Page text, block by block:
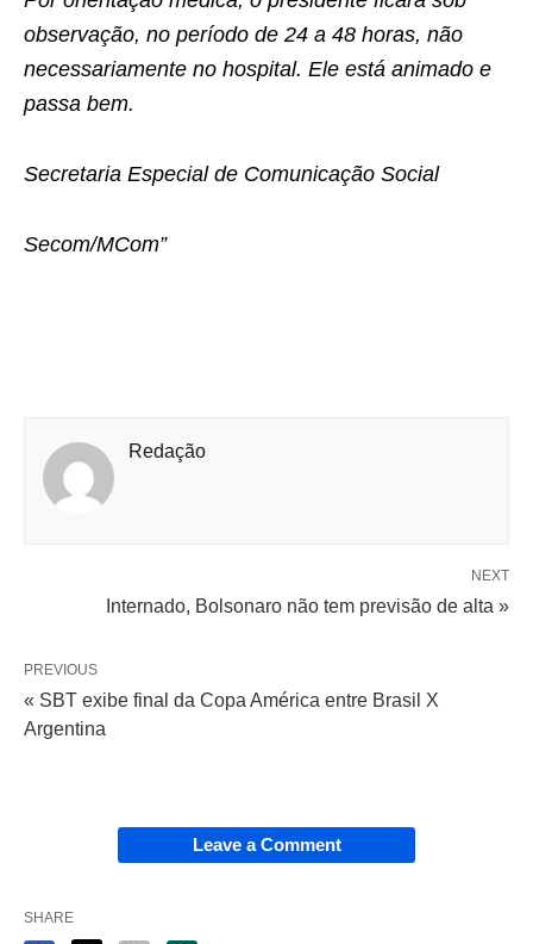
observação, no período de 24 a 48 horas, não
necessariamente no hospital. Ele está animado e
passa bem.
Secretaria Especial de Comunicação Social
Secom/MCom”
Redação
NEXT
Internado, Bolsonaro não tem previsão de alta »
PREVIOUS
« SBT exibe final da Copa América entre Brasil X
Argentina
Leave a Comment
SHARE